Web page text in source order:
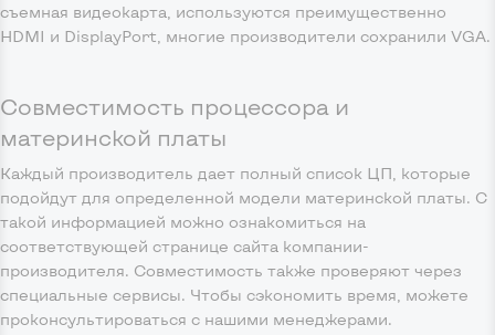
съемная видеокарта, используются преимущественно
HDMI и DisplayPort, многие производители сохранили VGA.
Совместимость процессора и
материнской платы
Каждый производитель дает полный список ЦП, которые
подойдут для определенной модели материнской платы. С
такой информацией можно ознакомиться на
соответствующей странице сайта компании-
производителя. Совместимость также проверяют через
специальные сервисы. Чтобы сэкономить время, можете
проконсультироваться с нашими менеджерами.